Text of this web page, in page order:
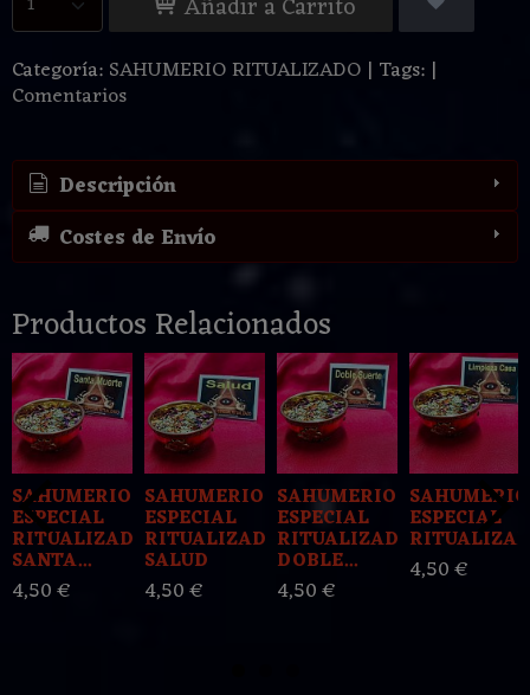
Categoría: SAHUMERIO RITUALIZADO | Tags: |
Comentarios
Descripción
Costes de Envío
Productos Relacionados
SAHUMERIO
ESPECIAL
RITUALIZADO
SANTA...
4,50 €
SAHUMERIO
ESPECIAL
RITUALIZADO
SALUD
4,50 €
SAHUMERIO
ESPECIAL
RITUALIZADO
DOBLE...
4,50 €
SAHUMERIO
ESPECIAL
4,50 €